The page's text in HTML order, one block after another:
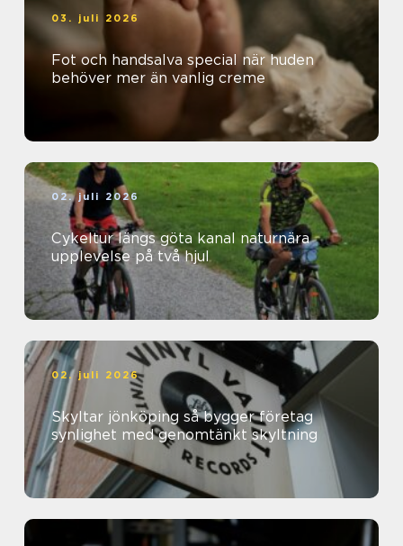
03. juli 2026
Fot och handsalva special när huden
behöver mer än vanlig creme
02. juli 2026
Cykeltur längs göta kanal naturnära
upplevelse på två hjul
02. juli 2026
Skyltar jönköping så bygger företag
synlighet med genomtänkt skyltning